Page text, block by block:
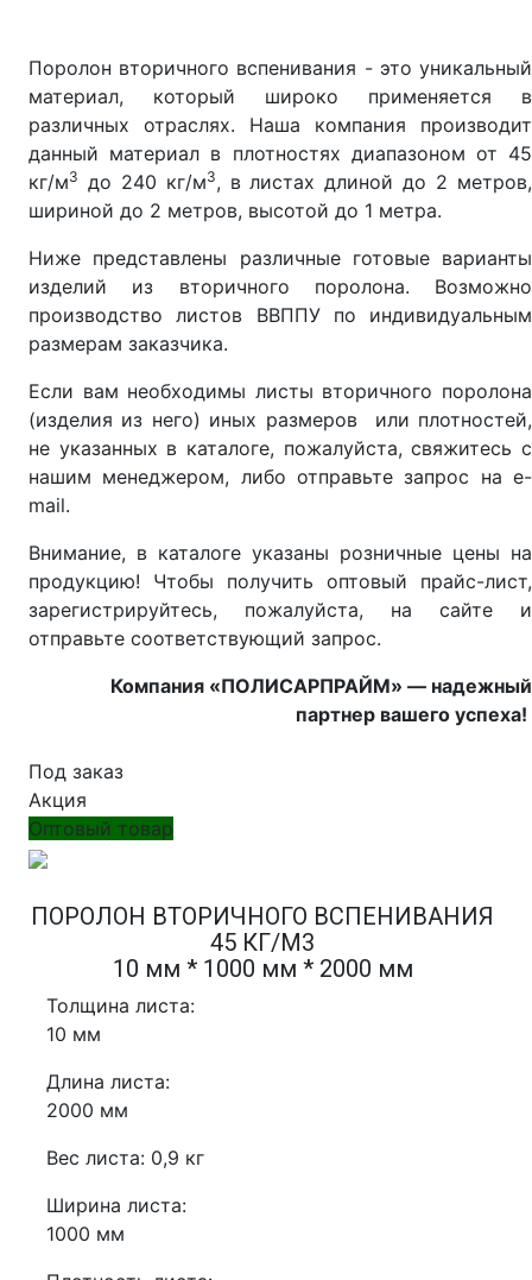
Поролон вторичного вспенивания - это уникальный
материал, который широко применяется в
различных отраслях. Наша компания производит
данный материал в плотностях диапазоном от 45
кг/м3 до 240 кг/м3, в листах длиной до 2 метров,
шириной до 2 метров, высотой до 1 метра.
Ниже представлены различные готовые варианты
изделий из вторичного поролона. Возможно
производство листов ВВППУ по индивидуальным
размерам заказчика.
Если вам необходимы листы вторичного поролона
(изделия из него) иных размеров или плотностей,
не указанных в каталоге, пожалуйста, свяжитесь с
нашим менеджером, либо отправьте запрос на e-
mail.
Внимание, в каталоге указаны розничные цены на
продукцию! Чтобы получить оптовый прайс-лист,
зарегистрируйтесь, пожалуйста, на сайте и
отправьте соответствующий запрос.
Компания «ПОЛИСАРПРАЙМ» — надежный
партнер вашего успеха!
Под заказ
Акция
Оптовый товар
ПОРОЛОН ВТОРИЧНОГО ВСПЕНИВАНИЯ
45 КГ/М3
10 мм * 1000 мм * 2000 мм
Толщина листа:
10 мм
Длина листа:
2000 мм
Вес листа: 0,9 кг
Ширина листа:
1000 мм